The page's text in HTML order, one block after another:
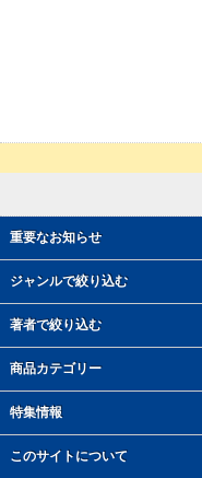
重要なお知らせ
ジャンルで絞り込む
著者で絞り込む
商品カテゴリー
特集情報
このサイトについて